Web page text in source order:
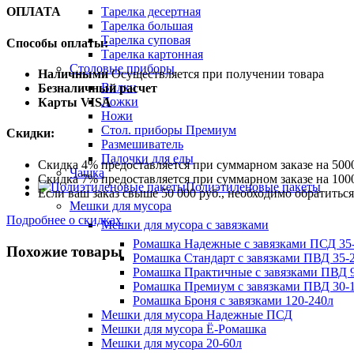
Тарелка десертная
Тарелка большая
Тарелка суповая
Тарелка картонная
Столовые приборы
Вилки
Ложки
Ножи
Стол. приборы Премиум
Размешиватель
Палочки для еды
Чашка
Полиэтиленовые пакеты
Мешки для мусора
Мешки для мусора с завязками
Ромашка Надежные с завязками ПСД
Ромашка Стандарт с завязками ПВД 35-
Ромашка Практичные с завязками ПВД
Ромашка Премиум с завязками ПВД 30-
Ромашка Броня с завязками 120-240л
Мешки для мусора Надежные ПСД
Мешки для мусора Ё-Ромашка
Мешки для мусора 20-60л
ОПЛАТА
Способы оплаты:
НаличнымиОсуществляется при получении товара
Безналичный расчет
Карты VISA
Скидки:
Скидка 4% предоставляется при суммарном заказе на
Скидка 7% предоставляется при суммарном заказе на
Если ваш заказ свыше 50 000 руб., необходимо
Подробнее о скидках
Похожие товары